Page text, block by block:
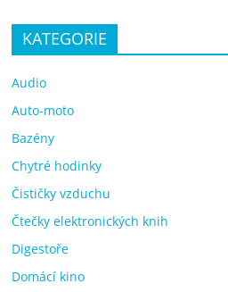
KATEGORIE
Audio
Auto-moto
Bazény
Chytré hodinky
Čističky vzduchu
Čtečky elektronických knih
Digestoře
Domácí kino